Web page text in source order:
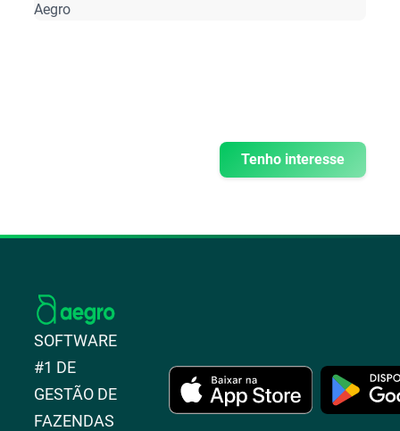
Aegro
Tenho interesse
SOFTWARE
#1 DE
GESTÃO DE
FAZENDAS